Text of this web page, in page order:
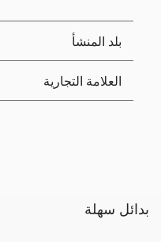
بلد المنشأ
العلامة التجارية
بدائل سهلة